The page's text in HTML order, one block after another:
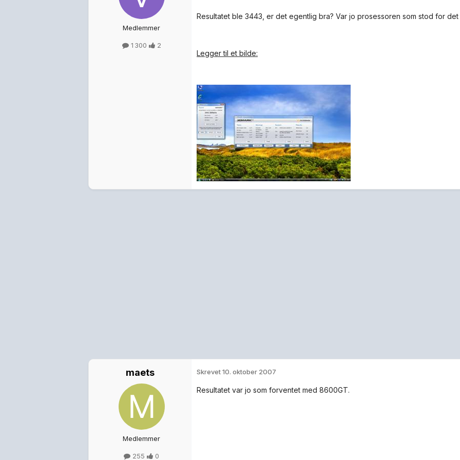
Medlemmer
1 300 2
Resultatet ble 3443, er det egentlig bra? Var jo prosessoren som stod for det
Legger til et bilde:
maets
Medlemmer
255 0
Skrevet10. oktober 2007
Resultatet var jo som forventet med 8600GT.